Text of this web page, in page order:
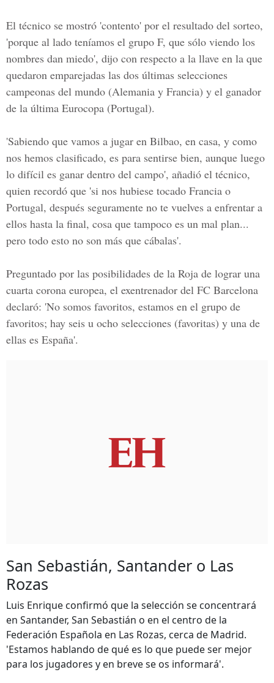
El técnico se mostró 'contento' por el resultado del sorteo,
'porque al lado teníamos el grupo F, que sólo viendo los
nombres dan miedo', dijo con respecto a la llave en la que
quedaron emparejadas las dos últimas selecciones
campeonas del mundo (Alemania y Francia) y el ganador
de la última Eurocopa (Portugal).
'Sabiendo que vamos a jugar en Bilbao, en casa, y como
nos hemos clasificado, es para sentirse bien, aunque luego
lo difícil es ganar dentro del campo', añadió el técnico,
quien recordó que 'si nos hubiese tocado Francia o
Portugal, después seguramente no te vuelves a enfrentar a
ellos hasta la final, cosa que tampoco es un mal plan...
pero todo esto no son más que cábalas'.
Preguntado por las posibilidades de la Roja de lograr una
cuarta corona europea, el exentrenador del FC Barcelona
declaró: 'No somos favoritos, estamos en el grupo de
favoritos; hay seis u ocho selecciones (favoritas) y una de
ellas es España'.
San Sebastián, Santander o Las
Rozas
Luis Enrique confirmó que la selección se concentrará
en Santander, San Sebastián o en el centro de la
Federación Española en Las Rozas, cerca de Madrid.
'Estamos hablando de qué es lo que puede ser mejor
para los jugadores y en breve se os informará'.